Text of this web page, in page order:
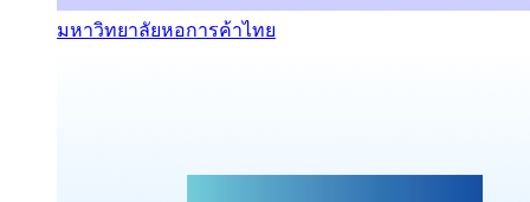
มหาวิทยาลัยหอการค้าไทย